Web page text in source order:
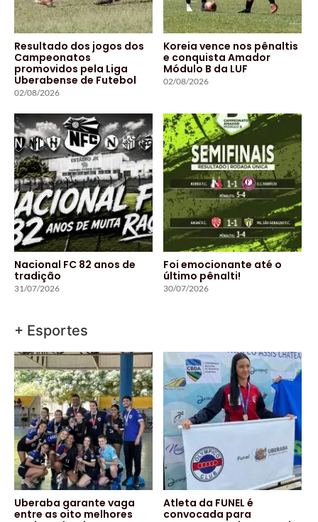
Resultado dos jogos dos
Campeonatos
promovidos pela Liga
Uberabense de Futebol
02/08/2026
Koreia vence nos pênaltis
e conquista Amador
Módulo B da LUF
02/08/2026
Nacional FC 82 anos de
tradição
31/07/2026
Foi emocionante até o
último pênalti!
30/07/2026
+ Esportes
Uberaba garante vaga
entre as oito melhores
Atleta da FUNEL é
convocada para